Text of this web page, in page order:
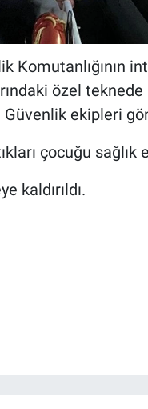
Komutanlığının
özel teknede
Güvenlik ekipleri
çocuğu
kaldırıldı.